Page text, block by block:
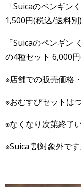
「Suicaのペンギン
1,500円(税込/送料別)
「Suicaのペンギン
の4種セット 6,000
※店舗での販売価格
※おむすびセットは
※なくなり次第終了
※Suica 割対象外です